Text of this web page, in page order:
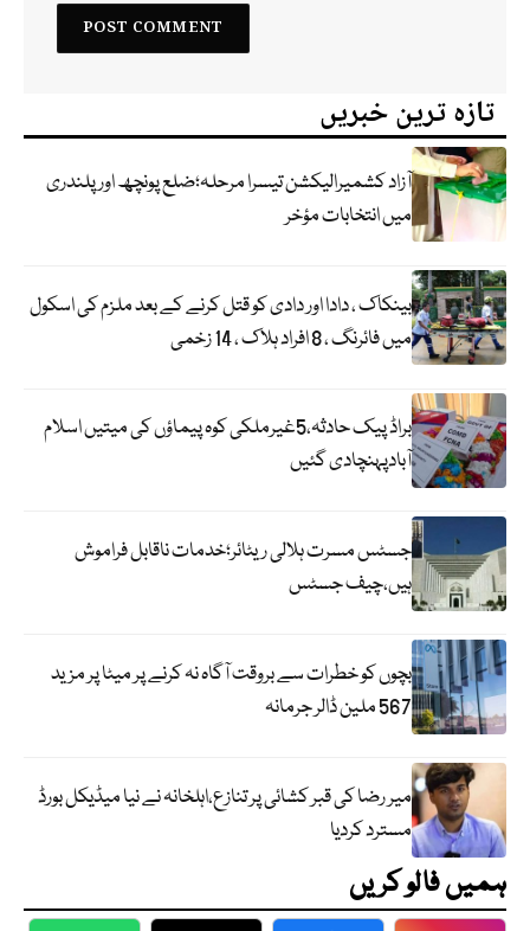
تازہ ترین خبریں
آزاد کشمیرالیکشن تیسرا مرحلہ؛ضلع پونچھ اور پلندری
میں انتخابات مؤخر
بینکاک ، دادا اور دادی کو قتل کرنے کے بعد ملزم کی اسکول
میں فائرنگ ، 8 افراد ہلاک ، 14 زخمی
براڈ پیک حادثہ،5غیرملکی کوہ پیماؤں کی میتیں اسلام
آبادپہنچادی گئیں
جسٹس مسرت ہلالی ریٹائر؛خدمات ناقابل فراموش
ہیں،چیف جسٹس
بچوں کو خطرات سے بروقت آگاہ نہ کرنے پر میٹا پر مزید
567 ملین ڈالر جرمانہ
میر رضا کی قبر کشائی پر تنازع،اہلخانہ نے نیا میڈیکل بورڈ
مسترد کردیا
ہمیں فالو کریں